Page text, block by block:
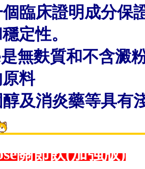
臨床證明成分保
定性。
是無麩質和不含澱
料
及消炎藥等具有
關節飲(加強版)